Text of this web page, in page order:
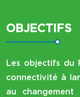
OBJECTIFS
Les objectifs du
connectivité à
au changement